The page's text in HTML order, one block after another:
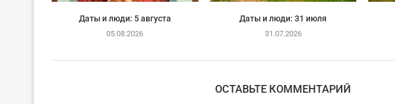
Даты и люди: 5 августа
05.08.2026
Даты и люди: 31 июля
31.07.2026
ОСТАВЬТЕ КОММЕНТАРИЙ